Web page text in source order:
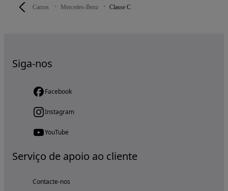
Carros Mercedes-Benz Classe C
Siga-nos
Facebook
Instagram
YouTube
Serviço de apoio ao cliente
Contacte-nos